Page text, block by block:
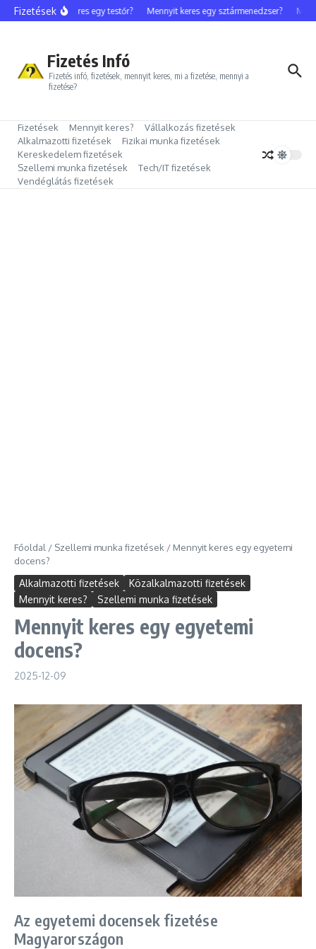
Ugrás a tartalomhoz
Fizetések
Mennyit keres egy testőr? Mennyit keres egy sztármenedzser?
Fizetés Infó
Fizetés infó, fizetések, mennyit keres, mi a fizetése, mennyi a
fizetése?
Fizetések Mennyit keres?
Vállalkozás fizetések
Alkalmazotti fizetések
Fizikai munka fizetések
Kereskedelem fizetések
Szellemi munka fizetések
Tech/IT fizetések
Vendéglátás fizetések
Főoldal / Szellemi munka fizetések / Mennyit keres egy egyetemi
docens?
Alkalmazotti fizetések
Közalkalmazotti fizetések
Mennyit keres?
Szellemi munka fizetések
Mennyit keres egy egyetemi
docens?
2025-12-09
Az egyetemi docensek fizetése
Magyarországon